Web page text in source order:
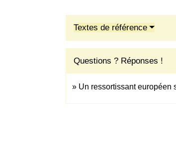
Textes de référence
Questions ? Réponses !
Un ressortissant européen